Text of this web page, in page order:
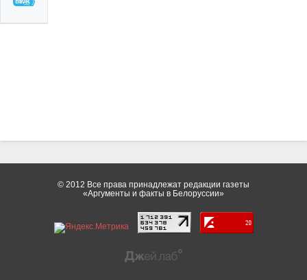
© 2012 Все права принадлежат редакции газеты
«Аргументы и факты в Белоруссии»